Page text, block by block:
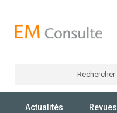
Rechercher
Actualités Revues